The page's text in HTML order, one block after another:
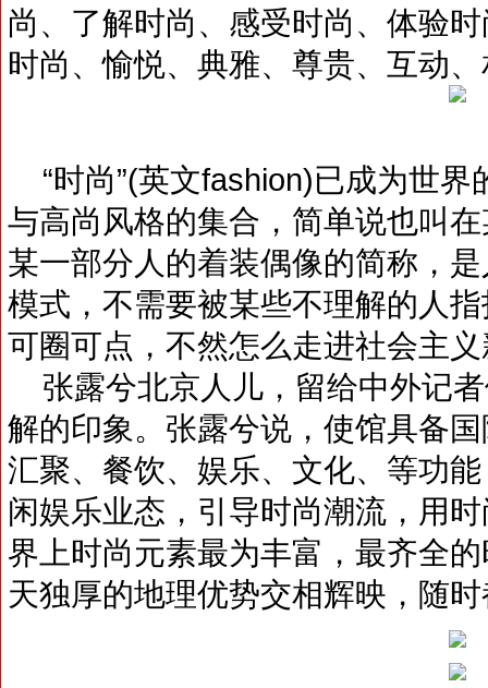
尚、了解时尚、感受时尚、体验
时尚、愉悦、典雅、尊贵、互动
“时尚”(英文fashion)已成为世界
与高尚风格的集合，简单说也叫
某一部分人的着装偶像的简称，
模式，不需要被某些不理解的人
可圈可点，不然怎么走进社会主
张露兮北京人儿，留给中外记
解的印象。张露兮说，使馆具备
汇聚、餐饮、娱乐、文化、等功
闲娱乐业态，引导时尚潮流，用
界上时尚元素最为丰富，最齐全
天独厚的地理优势交相辉映，随